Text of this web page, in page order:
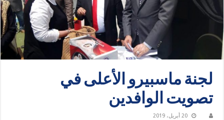
لجنة ماسبيرو الأعلى في
تصويت الوافدين
20 أبريل، 2019